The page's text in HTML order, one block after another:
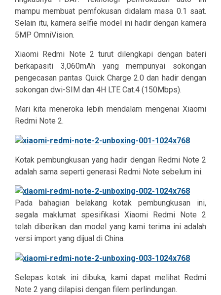
mampu membuat pemfokusan didalam masa 0.1 saat.
Selain itu, kamera selfie model ini hadir dengan kamera
5MP OmniVision.
Xiaomi Redmi Note 2 turut dilengkapi dengan bateri
berkapasiti 3,060mAh yang mempunyai sokongan
pengecasan pantas Quick Charge 2.0 dan hadir dengan
sokongan dwi-SIM dan 4H LTE Cat.4 (150Mbps).
Mari kita meneroka lebih mendalam mengenai Xiaomi
Redmi Note 2.
Kotak pembungkusan yang hadir dengan Redmi Note 2
adalah sama seperti generasi Redmi Note sebelum ini.
Pada bahagian belakang kotak pembungkusan ini,
segala maklumat spesifikasi Xiaomi Redmi Note 2
telah diberikan dan model yang kami terima ini adalah
versi import yang dijual di China.
Selepas kotak ini dibuka, kami dapat melihat Redmi
Note 2 yang dilapisi dengan filem perlindungan.